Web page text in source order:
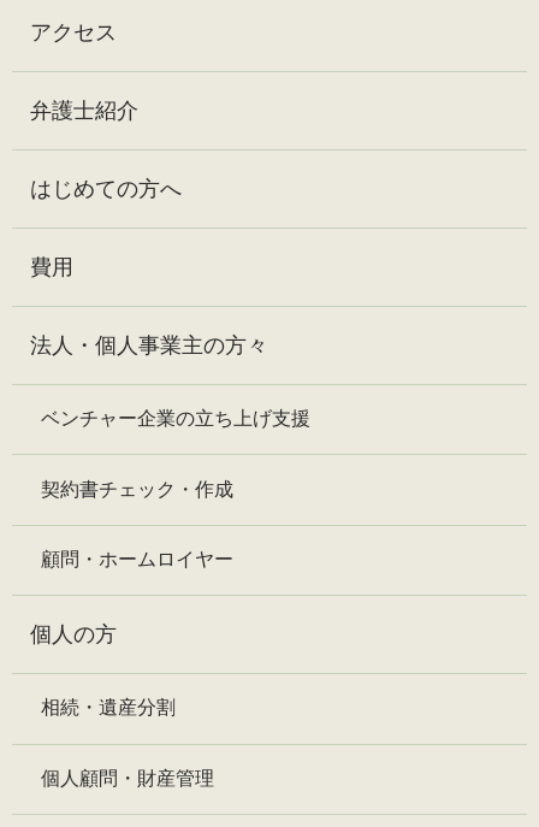
アクセス
弁護士紹介
はじめての方へ
費用
法人・個人事業主の方々
ベンチャー企業の立ち上げ支援
契約書チェック・作成
顧問・ホームロイヤー
個人の方
相続・遺産分割
個人顧問・財産管理